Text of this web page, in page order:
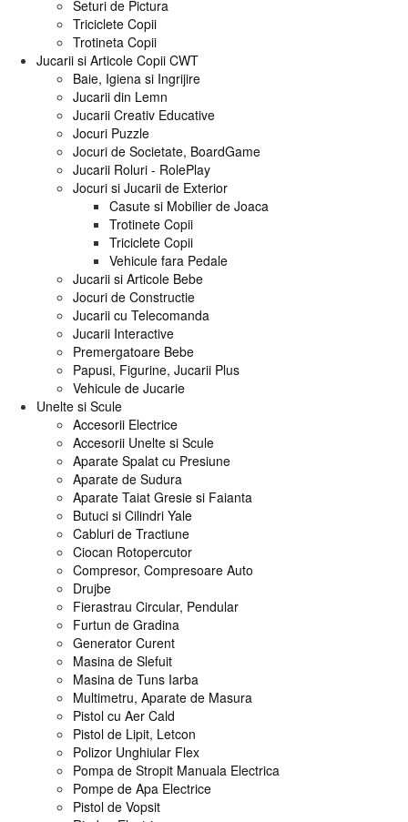
Seturi de Pictura
Triciclete Copii
Trotineta Copii
Jucarii si Articole Copii CWT
Baie, Igiena si Ingrijire
Jucarii din Lemn
Jucarii Creativ Educative
Jocuri Puzzle
Jocuri de Societate, BoardGame
Jucarii Roluri - RolePlay
Jocuri si Jucarii de Exterior
Casute si Mobilier de Joaca
Trotinete Copii
Triciclete Copii
Vehicule fara Pedale
Jucarii si Articole Bebe
Jocuri de Constructie
Jucarii cu Telecomanda
Jucarii Interactive
Premergatoare Bebe
Papusi, Figurine, Jucarii Plus
Vehicule de Jucarie
Unelte si Scule
Accesorii Electrice
Accesorii Unelte si Scule
Aparate Spalat cu Presiune
Aparate de Sudura
Aparate Taiat Gresie si Faianta
Butuci si Cilindri Yale
Cabluri de Tractiune
Ciocan Rotopercutor
Compresor, Compresoare Auto
Drujbe
Fierastrau Circular, Pendular
Furtun de Gradina
Generator Curent
Masina de Slefuit
Masina de Tuns Iarba
Multimetru, Aparate de Masura
Pistol cu Aer Cald
Pistol de Lipit, Letcon
Polizor Unghiular Flex
Pompa de Stropit Manuala Electrica
Pompe de Apa Electrice
Pistol de Vopsit